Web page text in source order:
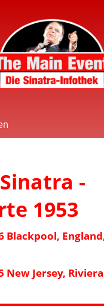
-
1953
Blackpool,
New Jersey,